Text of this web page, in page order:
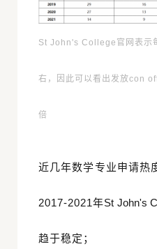
St John's College官网表示
右，因此可以看出发放con
倍
近几年数学专业申请热
2017-2021年St John's
趋于稳定；